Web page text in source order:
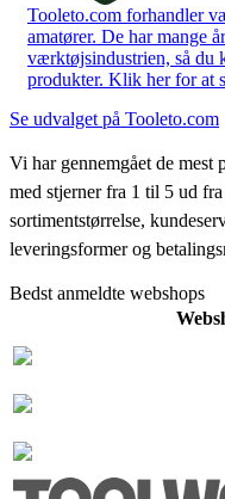
Tooleto.com forhandler
amatører. De har mange
værktøjsindustrien, så du
produkter. Klik her for at
Se udvalget på Tooleto.com
Vi har gennemgået de mest
med stjerner fra 1 til 5 ud
sortimentstørrelse,
leveringsformer og
Bedst anmeldte webshops